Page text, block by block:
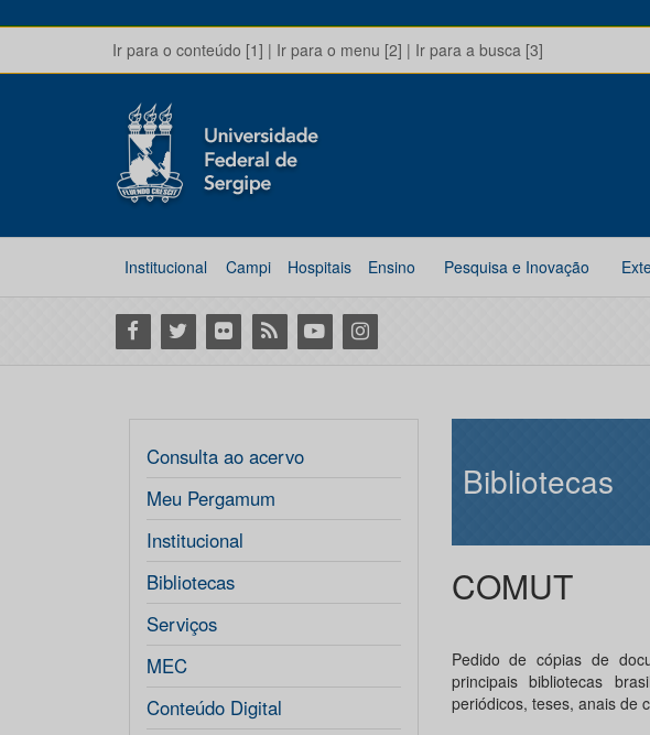
Ir para o conteúdo [1] | Ir para o menu [2] | Ir para a busca [3]
Institucional Campi Hospitais Ensino Pesquisa e Inovação
Facebook
Twitter Flickr RSS YoutubeInstagram
Consulta ao acervo
Meu Pergamum
Institucional
Bibliotecas
Serviços
MEC
Conteúdo Digital
Bibliotecas
COMUT
Pedido de cópias de
principais bibliotecas
periódicos, teses, anais de